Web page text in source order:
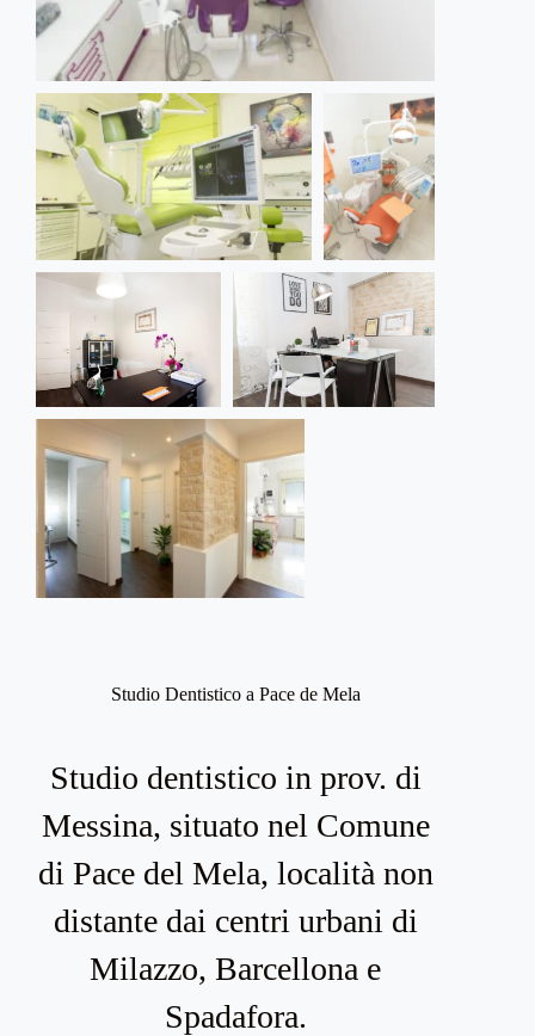
Studio Dentistico a Pace de Mela
Studio dentistico in prov. di
Messina, situato nel Comune
di Pace del Mela, località non
distante dai centri urbani di
Milazzo, Barcellona e
Spadafora.